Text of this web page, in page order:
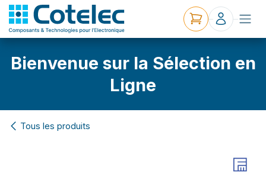
Bienvenue sur la Sélection en
Ligne
Tous les produits